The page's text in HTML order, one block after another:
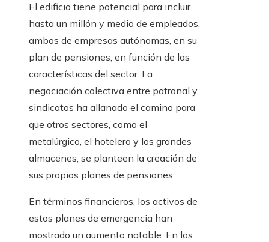
El edificio tiene potencial para incluir
hasta un millón y medio de empleados,
ambos de empresas autónomas, en su
plan de pensiones, en función de las
características del sector. La
negociación colectiva entre patronal y
sindicatos ha allanado el camino para
que otros sectores, como el
metalúrgico, el hotelero y los grandes
almacenes, se planteen la creación de
sus propios planes de pensiones.
En términos financieros, los activos de
estos planes de emergencia han
mostrado un aumento notable. En los